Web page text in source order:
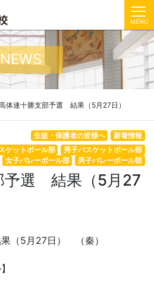
MENU
NEWS
体連十勝支部予選 結果（5月27日）
新着情報
生徒・保護者の皆様へ
男子バスケットボール部
ケットボール部
男子バレーボール部
女子バレーボール部
予選 結果（5月27
（5月27日） （秦）